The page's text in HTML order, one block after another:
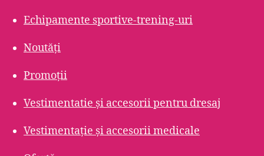
Echipamente sportive-trening-uri
Noutăți
Promoții
Vestimentatie și accesorii pentru dresaj
Vestimentație și accesorii medicale